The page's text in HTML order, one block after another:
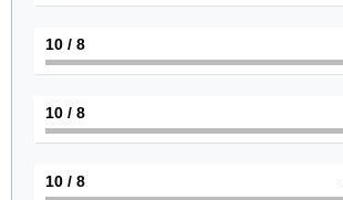
8
/ 10
8
/ 10
8
/ 10